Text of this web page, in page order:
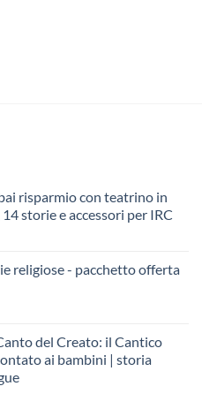
risparmio con teatrino in
storie e accessori per IRC
religiose - pacchetto offerta
del Creato: il Cantico
ai bambini | storia